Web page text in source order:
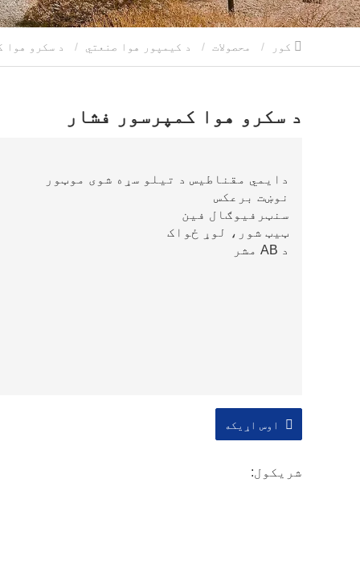
محصولات د کیمپور هوا صنعتي
د سکرو هوا کمپرسور فشار
دایمي مقناطیس د تیلو سړه شوی موټور
نوښت برعکس
سنټرفیوګال فین
ټیټ شور، لوړ ځواک
د AB مشر
اوس اړیکه
شریکول: